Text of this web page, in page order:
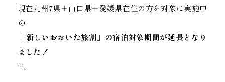
現在九州7県＋山口県＋愛媛県在住の方を対象に実施中
の
「新しいおおいた旅割」の宿泊対象期間が延長となり
ました！
＼